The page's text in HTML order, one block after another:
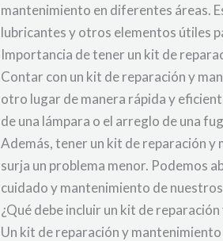
mantenimiento en diferentes áreas.
lubricantes y otros elementos útiles
Importancia de tener un kit de
Contar con un kit de reparación y
otro lugar de manera rápida y
de una lámpara o el arreglo de una
Además, tener un kit de reparación y
surja un problema menor. Podemos
cuidado y mantenimiento de
¿Qué debe incluir un kit de
Un kit de reparación y